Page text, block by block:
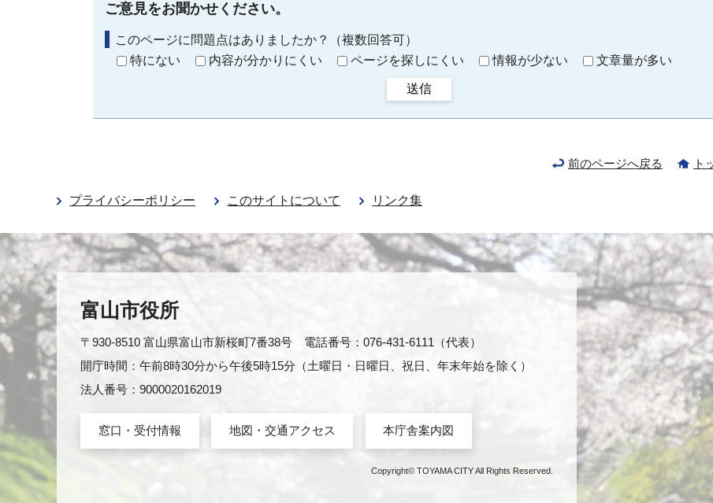
ご意見をお聞かせください。
このページに問題点はありましたか？（複数回答可）
特にない
内容が分かりにくい ページを探しにくい 情報が少ない 文章量が多い
送信
前のページへ戻る ト
プライバシーポリシー このサイトについて リンク集
富山市役所
〒930-8510 富山県富山市新桜町7番38号 電話番号：076-431-6111（代表）
開庁時間：午前8時30分から午後5時15分（土曜日・日曜日、祝日、年末年始を除く）
法人番号：9000020162019
窓口・受付情報 地図・交通アクセス 本庁舎案内図
Copyright© TOYAMA CITY All Rights Reserved.